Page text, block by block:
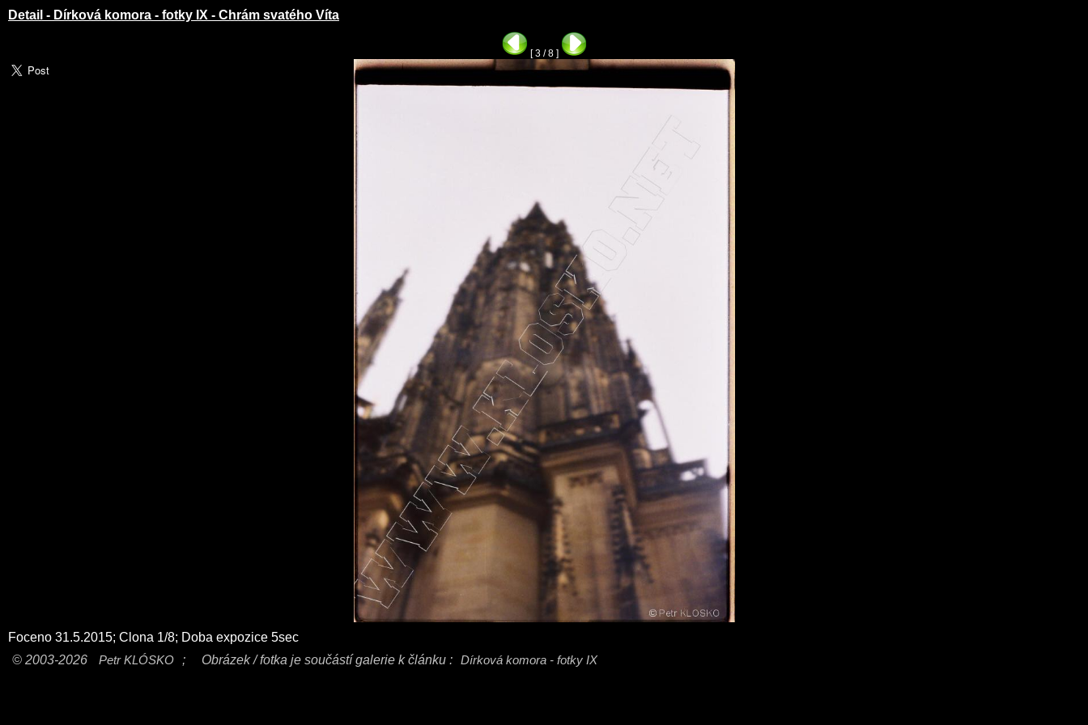
Detail - Dírková komora - fotky IX - Chrám svatého Víta
[ 3 / 8 ]
Foceno 31.5.2015; Clona 1/8; Doba expozice 5sec
© 2003-2026
Petr KLÓSKO ; Obrázek / fotka je součástí galerie k článku : Dírková komora - fotky IX